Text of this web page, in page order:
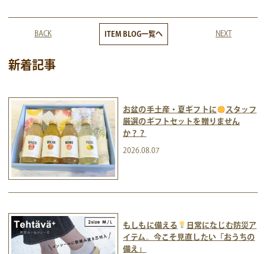
BACK ITEM BLOG一覧へ NEXT
新着記事
お盆の手土産・夏ギフトに
スタッフ
厳選のギフトセットを贈りません
か？？
2026.08.07
もしもに備える
日常になじむ防災ア
イテム。今こそ見直したい「おうちの
備え」